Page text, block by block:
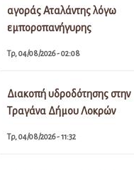
αγοράς Αταλάντης λόγω
εμποροπανήγυρης
Τρ, 04/08/2026 - 02:08
Διακοπή υδροδότησης στην
Τραγάνα Δήμου Λοκρών
Τρ, 04/08/2026 - 11:32